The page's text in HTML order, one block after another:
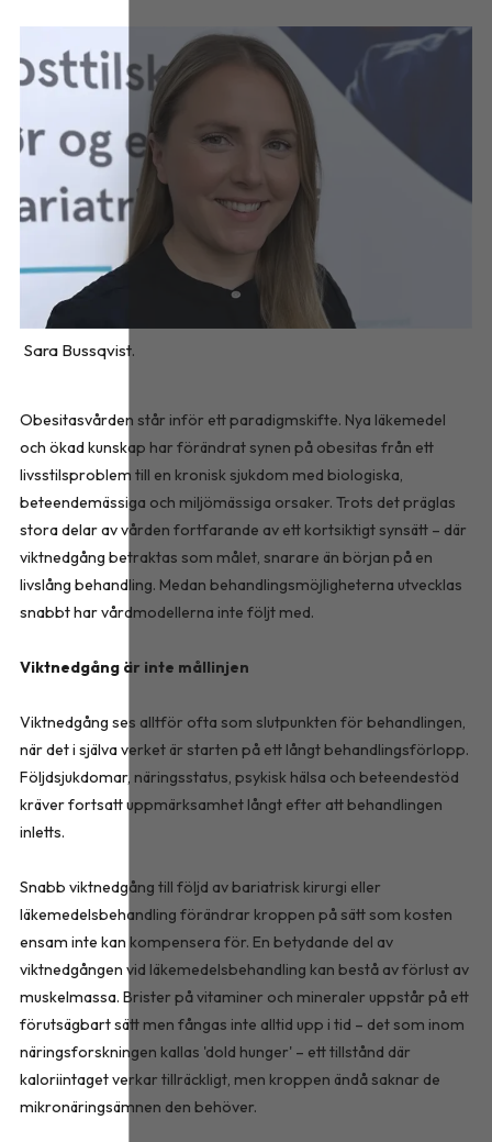
Sara Bussqvist.
Obesitasvården står inför ett paradigmskifte. Nya läkemedel
och ökad kunskap har förändrat synen på obesitas från ett
livsstilsproblem till en kronisk sjukdom med biologiska,
beteendemässiga och miljömässiga orsaker. Trots det präglas
stora delar av vården fortfarande av ett kortsiktigt synsätt – där
viktnedgång betraktas som målet, snarare än början på en
livslång behandling. Medan behandlingsmöjligheterna utvecklas
snabbt har vårdmodellerna inte följt med.
Viktnedgång är inte mållinjen
Viktnedgång ses alltför ofta som slutpunkten för behandlingen,
när det i själva verket är starten på ett långt behandlingsförlopp.
Följdsjukdomar, näringsstatus, psykisk hälsa och beteendestöd
kräver fortsatt uppmärksamhet långt efter att behandlingen
inletts.
Snabb viktnedgång till följd av bariatrisk kirurgi eller
läkemedelsbehandling förändrar kroppen på sätt som kosten
ensam inte kan kompensera för. En betydande del av
viktnedgången vid läkemedelsbehandling kan bestå av förlust av
muskelmassa. Brister på vitaminer och mineraler uppstår på ett
förutsägbart sätt men fångas inte alltid upp i tid – det som inom
näringsforskningen kallas 'dold hunger' – ett tillstånd där
kaloriintaget verkar tillräckligt, men kroppen ändå saknar de
mikronäringsämnen den behöver.